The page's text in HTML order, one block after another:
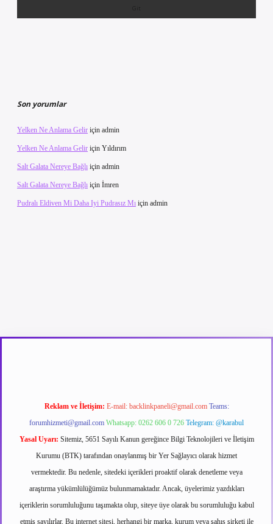
Son yorumlar
Yelken Ne Anlama Gelir için admin
Yelken Ne Anlama Gelir için Yıldırım
Salt Galata Nereye Bağlı için admin
Salt Galata Nereye Bağlı için İmren
Pudralı Eldiven Mi Daha Iyi Pudrasız Mı için admin
girişbetexpergir.net
Reklam ve İletişim: E-mail: backlinkpaneli@gmail.com Teams:
forumhizmeti@gmail.com Whatsapp: 0262 606 0 726 Telegram: @karabul
Yasal Uyarı: Sitemiz, 5651 Sayılı Kanun gereğince Bilgi Teknolojileri ve İletişim
Kurumu (BTK) tarafından onaylanmış bir Yer Sağlayıcı olarak hizmet
vermektedir. Bu nedenle, sitedeki içerikleri proaktif olarak denetleme veya
araştırma yükümlülüğümüz bulunmamaktadır. Ancak, üyelerimiz yazdıkları
içeriklerin sorumluluğunu taşımakta olup, siteye üye olarak bu sorumluluğu kabul
etmiş sayılırlar. Bu internet sitesi, herhangi bir marka, kurum veya şahıs şirketi ile